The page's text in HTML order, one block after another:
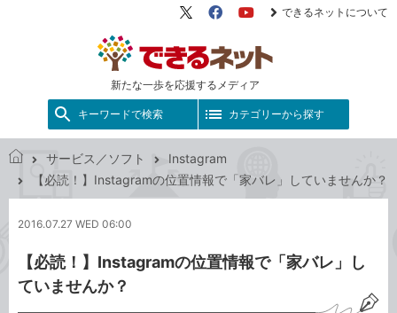
新たな一歩を応援するメディア
X（旧
FacebookYouTube
できるネットについて
キーワードで検索 カテゴリーから探す
ネ
ト
サービス／ソフト
Instagram
【必読！】Instagramの位置情報で「家バレ」していませんか？
2016.07.27 WED 06:00
【必読！】Instagramの位置情報で「家バレ」し
ていませんか？